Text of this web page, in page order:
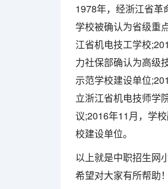
1978年，经浙江省革
学校被确认为省级重
江省机电技工学校
力社保部确认为高级
示范学校建设单位
立浙江省机电技师学
议;2016年11月，学
校建设单位。
以上就是中职招生网
希望对大家有所帮助